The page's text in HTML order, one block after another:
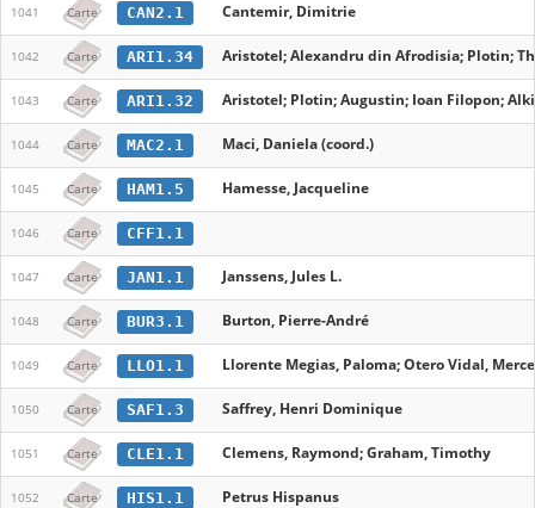
1041 Carte CAN2.1 Cantemir, Dimitrie
1042 Carte ARI1.34 Aristotel; Alexandru din Afrodisia; Plotin;
1043 Carte ARI1.32 Aristotel; Plotin; Augustin; Ioan Filopon;
1044 Carte MAC2.1 Maci, Daniela (coord.)
1045 Carte HAM1.5 Hamesse, Jacqueline
1046 Carte CFF1.1
1047 Carte JAN1.1 Janssens, Jules L.
1048 Carte BUR3.1 Burton, Pierre-André
1049 Carte LLO1.1 Llorente Megias, Paloma; Otero Vidal, Merce
1050 Carte SAF1.3 Saffrey, Henri Dominique
1051 Carte CLE1.1 Clemens, Raymond; Graham, Timothy
1052 Carte HIS1.1 Petrus Hispanus